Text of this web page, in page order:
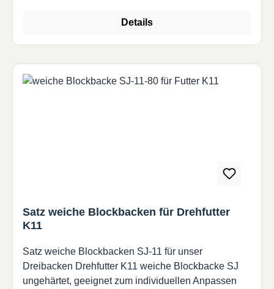
Details
Satz weiche Blockbacken für Drehfutter
K11
Satz weiche Blockbacken SJ-11 für unser
Dreibacken Drehfutter K11 weiche Blockbacke SJ
ungehärtet, geeignet zum individuellen Anpassen